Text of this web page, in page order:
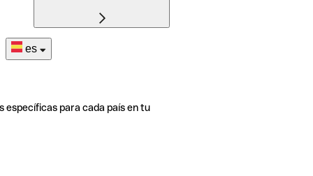
es
específicas para cada país en tu